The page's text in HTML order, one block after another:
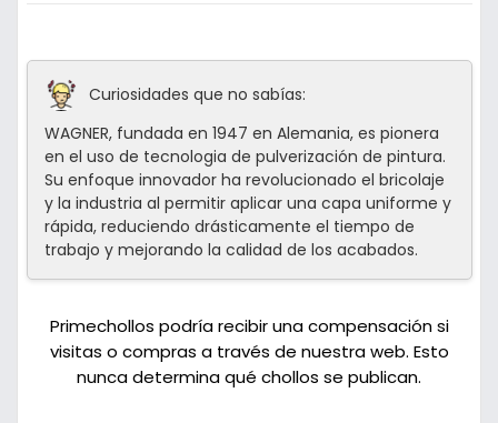
Curiosidades que no sabías:
WAGNER, fundada en 1947 en Alemania, es pionera
en el uso de tecnologia de pulverización de pintura.
Su enfoque innovador ha revolucionado el bricolaje
y la industria al permitir aplicar una capa uniforme y
rápida, reduciendo drásticamente el tiempo de
trabajo y mejorando la calidad de los acabados.
Primechollos podría recibir una compensación si
visitas o compras a través de nuestra web. Esto
nunca determina qué chollos se publican.